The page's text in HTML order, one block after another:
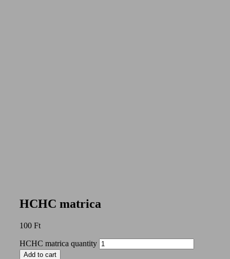
HCHC matrica
100 Ft
HCHC matrica quantity
Add to cart